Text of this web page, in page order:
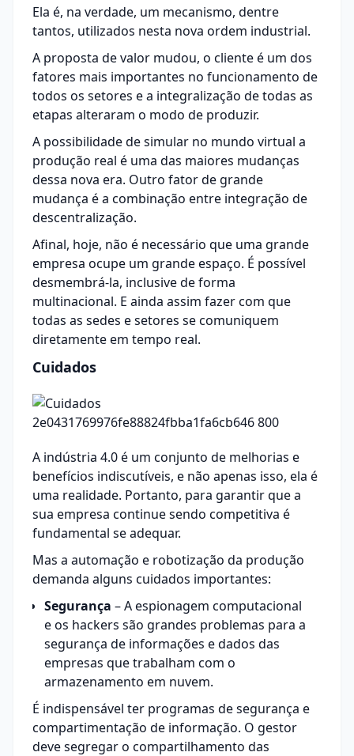
Ela é, na verdade, um mecanismo, dentre
tantos, utilizados nesta nova ordem industrial.
A proposta de valor mudou, o cliente é um dos
fatores mais importantes no funcionamento de
todos os setores e a integralização de todas as
etapas alteraram o modo de produzir.
A possibilidade de simular no mundo virtual a
produção real é uma das maiores mudanças
dessa nova era. Outro fator de grande
mudança é a combinação entre integração de
descentralização.
Afinal, hoje, não é necessário que uma grande
empresa ocupe um grande espaço. É possível
desmembrá-la, inclusive de forma
multinacional. E ainda assim fazer com que
todas as sedes e setores se comuniquem
diretamente em tempo real.
Cuidados
A indústria 4.0 é um conjunto de melhorias e
benefícios indiscutíveis, e não apenas isso, ela é
uma realidade. Portanto, para garantir que a
sua empresa continue sendo competitiva é
fundamental se adequar.
Mas a automação e robotização da produção
demanda alguns cuidados importantes:
Segurança – A espionagem computacional
e os hackers são grandes problemas para a
segurança de informações e dados das
empresas que trabalham com o
armazenamento em nuvem.
É indispensável ter programas de segurança e
compartimentação de informação. O gestor
deve segregar o compartilhamento das